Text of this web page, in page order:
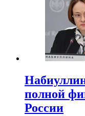
полной
России